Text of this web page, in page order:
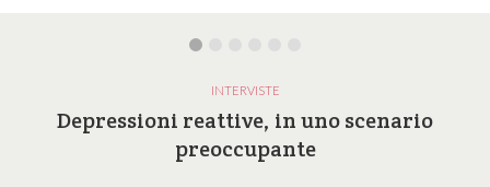
INTERVISTE
Depressioni reattive, in uno scenario
preoccupante